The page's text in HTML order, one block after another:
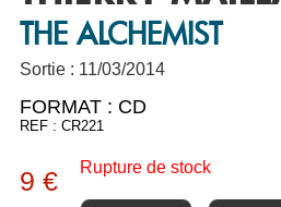
THE ALCHEMIST
Sortie : 11/03/2014
FORMAT : CD
REF : CR221
9 € Rupture de stock